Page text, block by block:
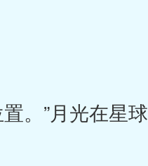
。”月光在星球